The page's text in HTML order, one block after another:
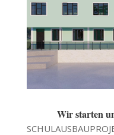
Wir starten